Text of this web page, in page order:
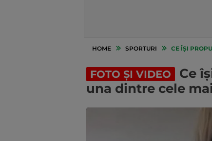
HOME SPORTURI CE ÎȘI
FOTO ȘI VIDEO
Ce
una dintre cele